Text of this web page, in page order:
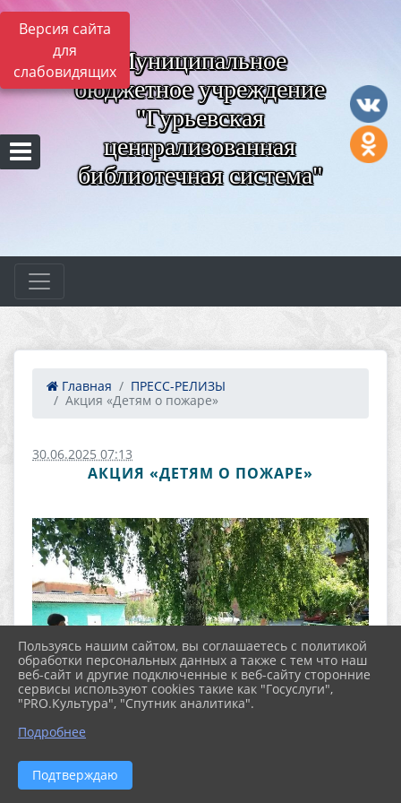
Версия сайта
для
слабовидящих Муниципальное
бюджетное учреждение
"Гурьевская
централизованная
библиотечная система"
Главная
ПРЕСС-РЕЛИЗЫ
Акция «Детям о пожаре»
30.06.2025 07:13
АКЦИЯ «ДЕТЯМ О ПОЖАРЕ»
Пользуясь нашим сайтом, вы соглашаетесь с политикой
обработки персональных данных а также с тем что наш
веб-сайт и другие подключенные к веб-сайту сторонние
сервисы используют cookies такие как "Госуслуги",
"PRO.Культура", "Спутник аналитика".
Подробнее
Подтверждаю